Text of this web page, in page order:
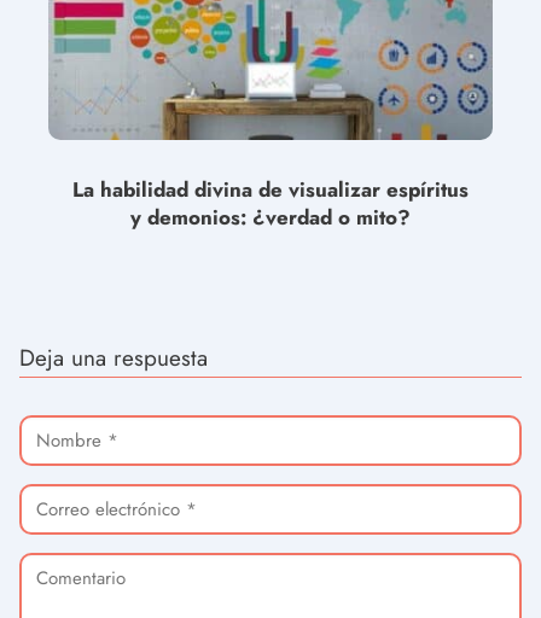
La habilidad divina de visualizar espíritus
y demonios: ¿verdad o mito?
Deja una respuesta